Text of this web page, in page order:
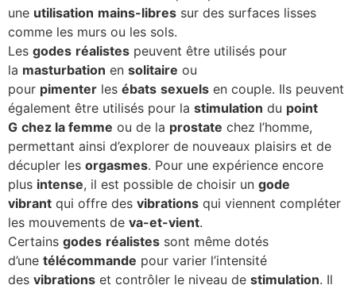
une utilisation mains-libres sur des surfaces lisses
comme les murs ou les sols.
Les godes réalistes peuvent être utilisés pour
la masturbation en solitaire ou
pour pimenter les ébats sexuels en couple. Ils peuvent
également être utilisés pour la stimulation du point
G chez la femme ou de la prostate chez l’homme,
permettant ainsi d’explorer de nouveaux plaisirs et de
décupler les orgasmes. Pour une expérience encore
plus intense, il est possible de choisir un gode
vibrant qui offre des vibrations qui viennent compléter
les mouvements de va-et-vient.
Certains godes réalistes sont même dotés
d’une télécommande pour varier l’intensité
des vibrations et contrôler le niveau de stimulation. Il